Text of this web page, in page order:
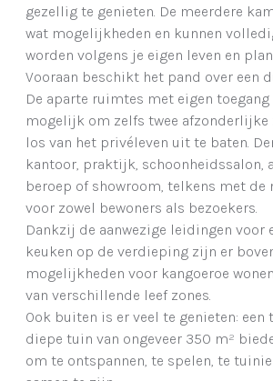
gezellig te genieten. De meerdere
wat mogelijkheden en kunnen
worden volgens je eigen leven en
Vooraan beschikt het pand over een
De aparte ruimtes met eigen
mogelijk om zelfs twee afzonderlijke
los van het privéleven uit te baten.
kantoor, praktijk, schoonheidssalon,
beroep of showroom, telkens met de
voor zowel bewoners als bezoekers.
Dankzij de aanwezige leidingen voor
keuken op de verdieping zijn er
mogelijkheden voor kangoeroe
van verschillende leef zones.
Ook buiten is er veel te genieten: een
diepe tuin van ongeveer 350 m²
om te ontspannen, te spelen, te